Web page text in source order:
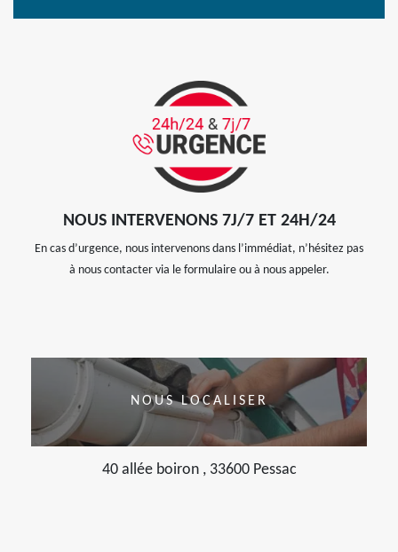
NOUS INTERVENONS 7J/7 ET 24H/24
En cas d’urgence, nous intervenons dans l’immédiat, n’hésitez pas
à nous contacter via le formulaire ou à nous appeler.
NOUS LOCALISER
40 allée boiron , 33600 Pessac